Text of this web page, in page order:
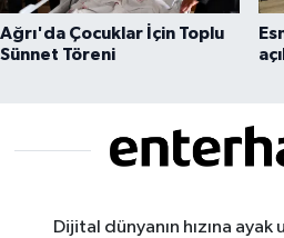
Ağrı'da Çocuklar İçin Toplu
Sünnet Töreni
Dijital dünyanın hızına